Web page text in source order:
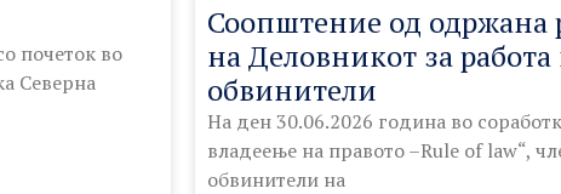
почеток во
Северна
Соопштение од одржана
на Деловникот за
обвинители
На ден 30.06.2026 година во
владеење на правото –Rule of law“,
обвинители на